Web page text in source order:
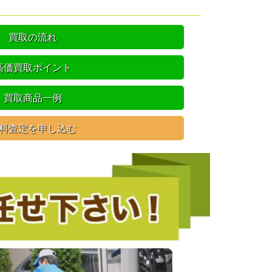
買取の流れ
価買取ポイント
買取商品一例
査定を申し込む